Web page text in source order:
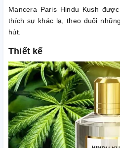
Mancera Paris Hindu Kush
thích sự khác lạ, theo đuổi
hút.
Thiết kế